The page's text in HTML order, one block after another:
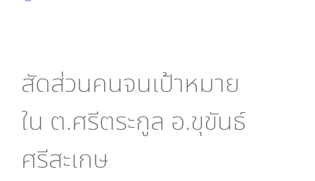
สัดส่วนคนจนเป้าหมาย
ใน ต.ศรีตระกูล อ.ขุขันธ์
ศรีสะเกษ